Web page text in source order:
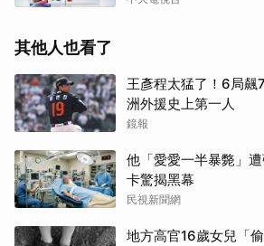
其他人也看了
王彥程太猛了！6局
洲外援史上第一人
鏡報
他「愛愛一半暴斃」
卡驚揭黑幕
民視新聞網
地方高官16歲女兒「